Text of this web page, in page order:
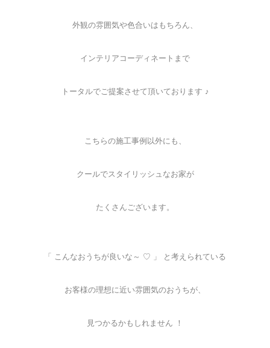
外観の雰囲気や色合いはもちろん、
インテリアコーディネートまで
トータルでご提案させて頂いております ♪
こちらの施工事例以外にも、
クールでスタイリッシュなお家が
たくさんございます。
「 こんなおうちが良いな～ ♡ 」 と考えられている
お客様の理想に近い雰囲気のおうちが、
見つかるかもしれません ！